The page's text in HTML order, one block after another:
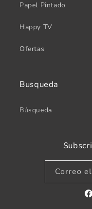
Papel Pintado
Happy TV
Ofertas
Busqueda
Búsqueda
Correo